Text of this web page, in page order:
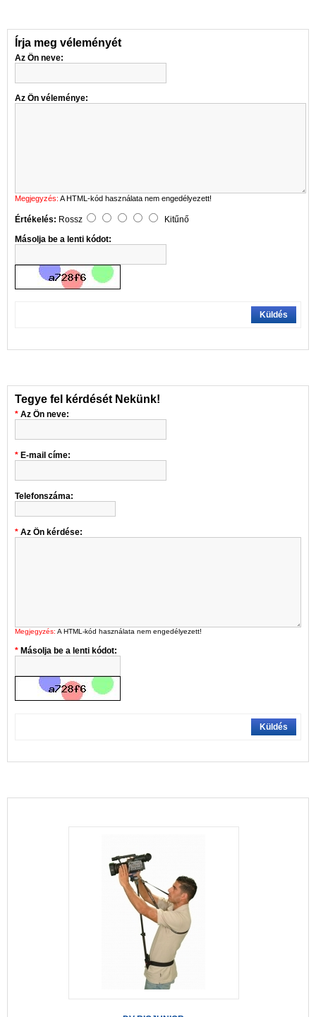
Írja meg véleményét
Az Ön neve:
Az Ön véleménye:
Megjegyzés: A HTML-kód használata nem engedélyezett!
Értékelés: Rossz
Kitűnő
Másolja be a lenti kódot:
Küldés
Tegye fel kérdését Nekünk!
Az Ön neve:
E-mail címe:
Telefonszáma:
Az Ön kérdése:
Megjegyzés: A HTML-kód használata nem engedélyezett!
Másolja be a lenti kódot:
Küldés